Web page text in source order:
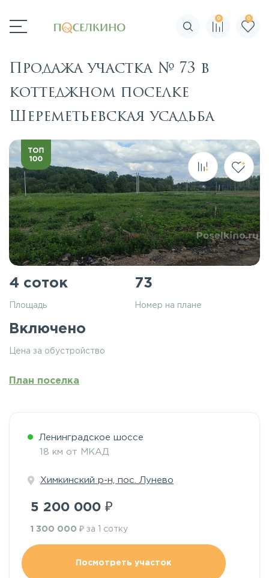
Поиск по сайту
0 0
Продажа участка № 73 в
коттеджном поселке
Шереметьевская усадьба
4 соток
Площадь
73
Номер на плане
Включено
Цена за обустройство
План поселка
Ленинградское шоссе
18 км от МКАД
Химкинский р-н, пос. Лунево
5 200 000 ₽
1 300 000 ₽ за 1 сотку
Посмотреть участок